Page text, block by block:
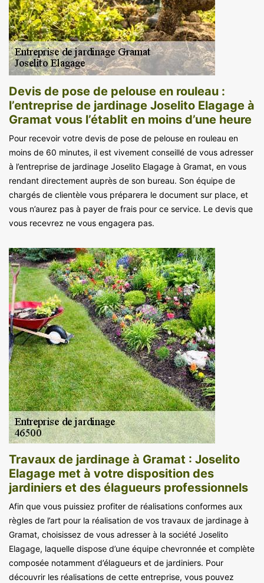
Devis de pose de pelouse en rouleau :
l’entreprise de jardinage Joselito Elagage à
Gramat vous l’établit en moins d’une heure
Pour recevoir votre devis de pose de pelouse en rouleau en
moins de 60 minutes, il est vivement conseillé de vous adresser
à l’entreprise de jardinage Joselito Elagage à Gramat, en vous
rendant directement auprès de son bureau. Son équipe de
chargés de clientèle vous préparera le document sur place, et
vous n’aurez pas à payer de frais pour ce service. Le devis que
vous recevrez ne vous engagera pas.
Travaux de jardinage à Gramat : Joselito
Elagage met à votre disposition des
jardiniers et des élagueurs professionnels
Afin que vous puissiez profiter de réalisations conformes aux
règles de l’art pour la réalisation de vos travaux de jardinage à
Gramat, choisissez de vous adresser à la société Joselito
Elagage, laquelle dispose d’une équipe chevronnée et complète
composée notamment d’élagueurs et de jardiniers. Pour
découvrir les réalisations de cette entreprise, vous pouvez